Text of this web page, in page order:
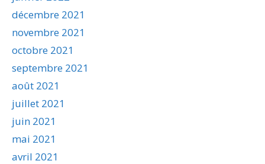
décembre 2021
novembre 2021
octobre 2021
septembre 2021
août 2021
juillet 2021
juin 2021
mai 2021
avril 2021